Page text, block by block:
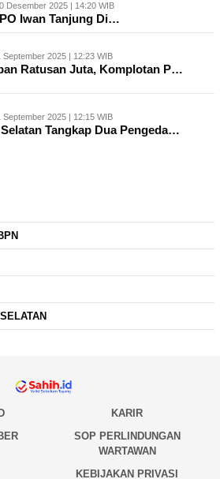
Desember 2025 | 14:20 WIB
Iwan Tanjung Di…
September 2025 | 12:23 WIB
Ratusan Juta, Komplotan P…
September 2025 | 12:15 WIB
Tangkap Dua Pengeda…
KARIR
SOP PERLINDUNGAN
WARTAWAN
KEBIJAKAN PRIVASI